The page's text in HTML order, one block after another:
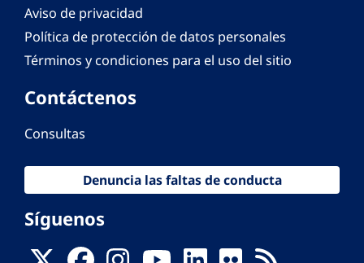
Aviso de privacidad
Política de protección de datos personales
Términos y condiciones para el uso del sitio
Contáctenos
Consultas
Denuncia las faltas de conducta
Síguenos